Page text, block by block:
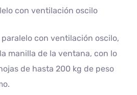
con ventilación oscilo
paralelo con ventilación oscilo,
manilla de la ventana, con lo
de hasta 200 kg de peso